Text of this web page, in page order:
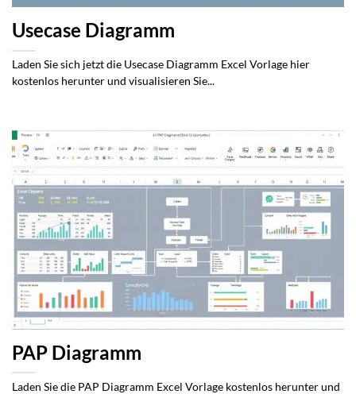
Usecase Diagramm
Laden Sie sich jetzt die Usecase Diagramm Excel Vorlage hier
kostenlos herunter und visualisieren Sie...
PAP Diagramm
Laden Sie die PAP Diagramm Excel Vorlage kostenlos herunter und